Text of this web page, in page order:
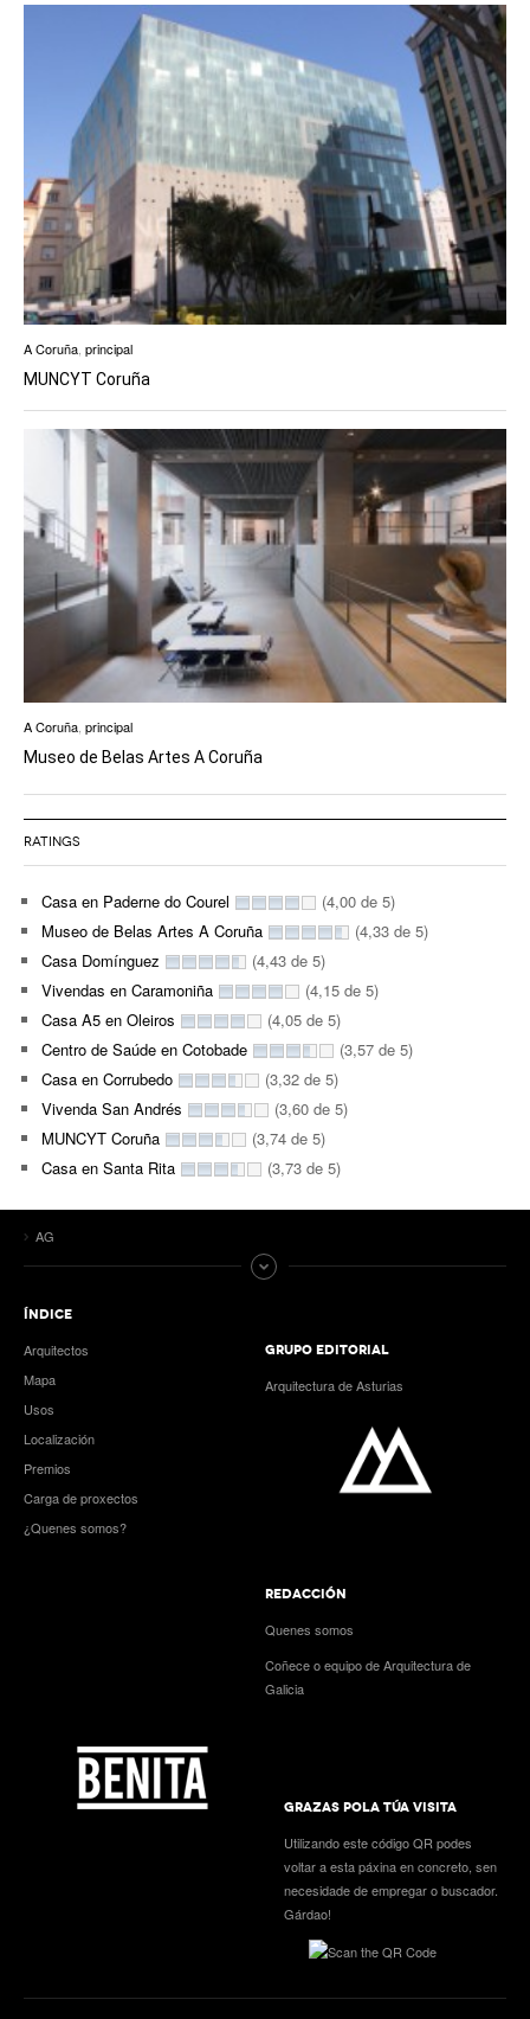
A Coruña principal
MUNCYT Coruña
A Coruña principal
Museo de Belas Artes A Coruña
RATINGS
Casa en Paderne do Courel
(4,00 de 5)
Museo de Belas Artes A Coruña
(4,33 de 5)
Casa Domínguez
(4,43 de 5)
Vivendas en Caramoniña
(4,15 de 5)
Casa A5 en Oleiros
(4,05 de 5)
Centro de Saúde en Cotobade
(3,57 de 5)
Casa en Corrubedo
(3,32 de 5)
Vivenda San Andrés
(3,60 de 5)
MUNCYT Coruña
(3,74 de 5)
Casa en Santa Rita
(3,73 de 5)
AG
ÍNDICE
Arquitectos
Mapa
Usos
Localización
Premios
Carga de proxectos
¿Quenes somos?
GRUPO EDITORIAL
Arquitectura de Asturias
REDACCIÓN
Quenes somos
Coñece o equipo de Arquitectura de
Galicia
GRAZAS POLA TÚA VISITA
Utilizando este código QR podes
voltar a esta páxina en concreto, sen
necesidade de empregar o buscador.
Gárdao!